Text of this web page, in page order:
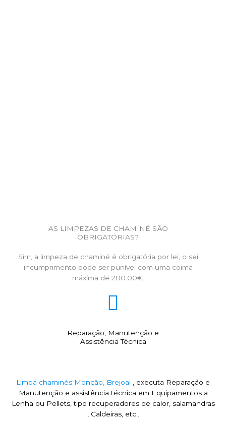
AS LIMPEZAS DE CHAMINÉ SÃO
OBRIGATÓRIAS?
Sim, a limpeza de chaminé é obrigatória por lei, o sei
incumprimento pode ser punível com uma coima
máxima de 200.00€.
Reparação, Manutenção e
Assistência Técnica
Limpa chaminés Monção, Brejoal , executa Reparação e
Manutenção e assistência técnica em Equipamentos a
Lenha ou Pellets, tipo recuperadores de calor, salamandras
, Caldeiras, etc..